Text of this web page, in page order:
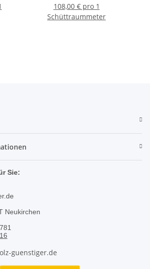
108,00 € pro 1
Schüttraummeter
Sie:
Neukirchen
guenstiger.de